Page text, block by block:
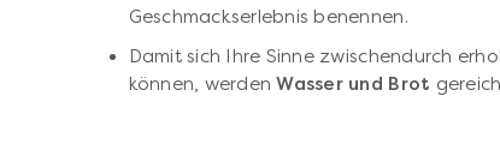
Geschmackserlebnis benennen.
Damit sich Ihre Sinne zwischendurch
können, werdenWasser und Brot